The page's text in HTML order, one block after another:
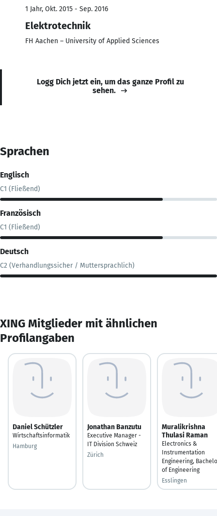
1 Jahr, Okt. 2015 - Sep. 2016
Elektrotechnik
FH Aachen – University of Applied Sciences
Logg Dich jetzt ein, um das ganze Profil zu
sehen.
Sprachen
Englisch
C1 (Fließend)
Französisch
C1 (Fließend)
Deutsch
C2 (Verhandlungssicher / Muttersprachlich)
XING Mitglieder mit ähnlichen
Profilangaben
Daniel Schützler
Wirtschaftsinformatik
Hamburg
Jonathan Banzutu
Executive Manager -
IT Division Schweiz
Zürich
Muralikrishna
Thulasi Raman
Electronics &
Instrumentation
Engineering,
of Engineering
Esslingen